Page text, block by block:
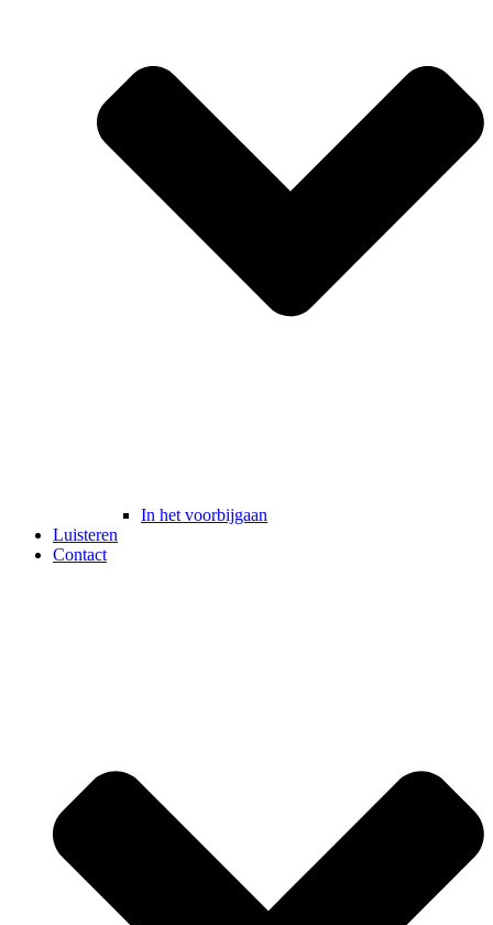
In het voorbijgaan
Luisteren
Contact